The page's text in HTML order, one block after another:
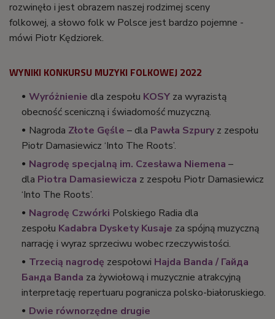
rozwinęło i jest obrazem naszej rodzimej sceny
folkowej, a słowo folk w Polsce jest bardzo pojemne -
mówi Piotr Kędziorek.
WYNIKI KONKURSU MUZYKI FOLKOWEJ 2022
Wyróżnienie dla zespołu KOSY za wyrazistą
obecność sceniczną i świadomość muzyczną.
Nagroda Złote Gęśle – dla Pawła Szpury z zespołu
Piotr Damasiewicz ‘Into The Roots’.
Nagrodę specjalną im. Czesława Niemena –
dla Piotra Damasiewicza z zespołu Piotr Damasiewicz
‘Into The Roots’.
Nagrodę Czwórki Polskiego Radia dla
zespołu Kadabra Dyskety Kusaje za spójną muzyczną
narrację i wyraz sprzeciwu wobec rzeczywistości.
Trzecią nagrodę zespołowi Hajda Banda / Гайда
Банда Banda za żywiołową i muzycznie atrakcyjną
interpretację repertuaru pogranicza polsko-białoruskiego.
Dwie równorzędne drugie